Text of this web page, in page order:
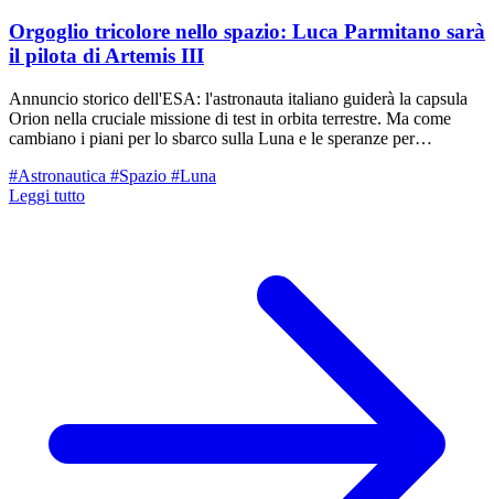
Orgoglio tricolore nello spazio: Luca Parmitano sarà
il pilota di Artemis III
Annuncio storico dell'ESA: l'astronauta italiano guiderà la capsula
Orion nella cruciale missione di test in orbita terrestre. Ma come
cambiano i piani per lo sbarco sulla Luna e le speranze per
#Astronautica #Spazio #Luna
Leggi tutto